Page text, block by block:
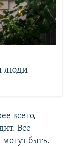
люди
всего,
Все
могут быть.